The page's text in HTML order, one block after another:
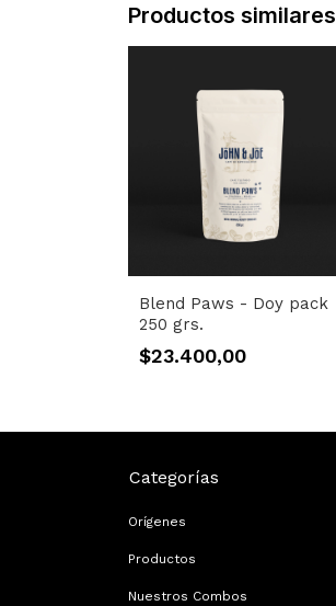
Productos similares
Blend Paws - Doy pack
250 grs.
$23.400,00
Categorías
Orígenes
Productos
Nuestros Combos